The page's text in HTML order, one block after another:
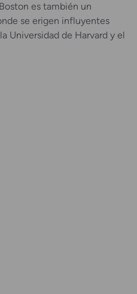
es también un
se erigen influyentes
Universidad de Harvard y el